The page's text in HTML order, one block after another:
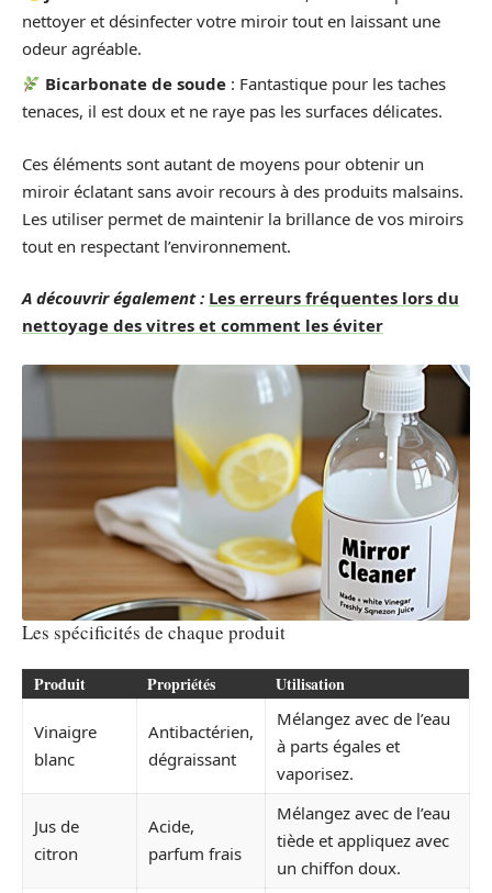
nettoyer et désinfecter votre miroir tout en laissant une
odeur agréable.
Bicarbonate de soude : Fantastique pour les taches
tenaces, il est doux et ne raye pas les surfaces délicates.
Ces éléments sont autant de moyens pour obtenir un
miroir éclatant sans avoir recours à des produits malsains.
Les utiliser permet de maintenir la brillance de vos miroirs
tout en respectant l’environnement.
A découvrir également : Les erreurs fréquentes lors du
nettoyage des vitres et comment les éviter
Les spécificités de chaque produit
Produit Propriétés Utilisation
Vinaigre
blanc
Antibactérien,
dégraissant
Mélangez avec de l’eau
à parts égales et
vaporisez.
Jus de
citron
Acide,
parfum frais
Mélangez avec de l’eau
tiède et appliquez avec
un chiffon doux.